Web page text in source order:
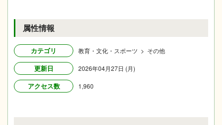
属性情報
カテゴリ 教育・文化・スポーツ > その他
更新日 2026年04月27日 (月)
アクセス数 1,960